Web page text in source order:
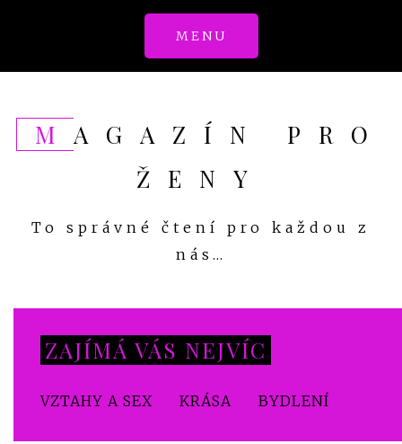
MENU
MAGAZÍN PRO
ŽENY
To správné čtení pro každou z
nás…
ZAJÍMÁ VÁS NEJVÍC
VZTAHY A SEX KRÁSA BYDLENÍ